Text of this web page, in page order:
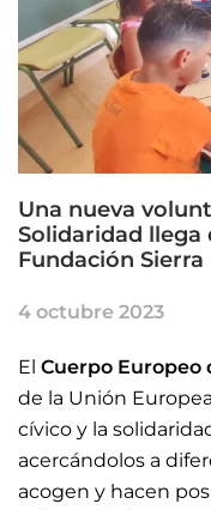
Una nueva
Solidaridad llega
Fundación Sierra
4 octubre 2023
El Cuerpo Europeo
de la Unión
cívico y la
acercándolos a
acogen y hacen